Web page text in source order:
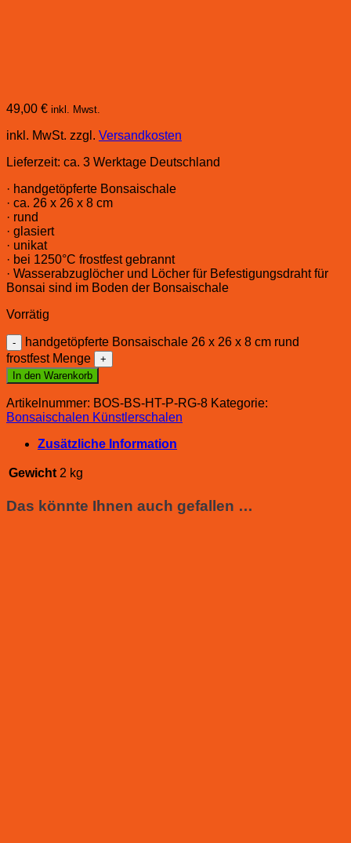
49,00 € inkl. Mwst.
inkl. MwSt. zzgl. Versandkosten
Lieferzeit: ca. 3 Werktage Deutschland
· handgetöpferte Bonsaischale
· ca. 26 x 26 x 8 cm
· rund
· glasiert
· unikat
· bei 1250°C frostfest gebrannt
· Wasserabzuglöcher und Löcher für Befestigungsdraht für
Bonsai sind im Boden der Bonsaischale
Vorrätig
handgetöpferte Bonsaischale 26 x 26 x 8 cm rund
frostfest Menge
In den Warenkorb
Artikelnummer: BOS-BS-HT-P-RG-8 Kategorie:
Bonsaischalen Künstlerschalen
Zusätzliche Information
Gewicht 2 kg
Das könnte Ihnen auch gefallen …